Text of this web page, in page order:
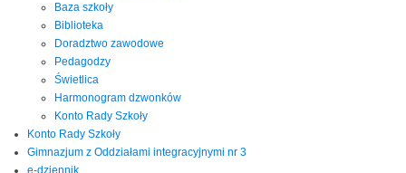
Baza szkoły
Biblioteka
Doradztwo zawodowe
Pedagodzy
Świetlica
Harmonogram dzwonków
Konto Rady Szkoły
Konto Rady Szkoły
Gimnazjum z Oddziałami integracyjnymi nr 3